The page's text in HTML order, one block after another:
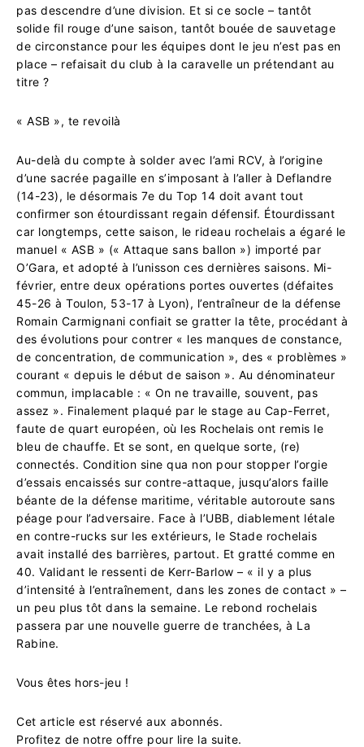
pas descendre d’une division. Et si ce socle – tantôt
solide fil rouge d’une saison, tantôt bouée de sauvetage
de circonstance pour les équipes dont le jeu n’est pas en
place – refaisait du club à la caravelle un prétendant au
titre ?
« ASB », te revoilà
Au-delà du compte à solder avec l’ami RCV, à l’origine
d’une sacrée pagaille en s’imposant à l’aller à Deflandre
(14-23), le désormais 7e du Top 14 doit avant tout
confirmer son étourdissant regain défensif. Étourdissant
car longtemps, cette saison, le rideau rochelais a égaré le
manuel « ASB » (« Attaque sans ballon ») importé par
O’Gara, et adopté à l’unisson ces dernières saisons. Mi-
février, entre deux opérations portes ouvertes (défaites
45-26 à Toulon, 53-17 à Lyon), l’entraîneur de la défense
Romain Carmignani confiait se gratter la tête, procédant à
des évolutions pour contrer « les manques de constance,
de concentration, de communication », des « problèmes »
courant « depuis le début de saison ». Au dénominateur
commun, implacable : « On ne travaille, souvent, pas
assez ». Finalement plaqué par le stage au Cap-Ferret,
faute de quart européen, où les Rochelais ont remis le
bleu de chauffe. Et se sont, en quelque sorte, (re)
connectés. Condition sine qua non pour stopper l’orgie
d’essais encaissés sur contre-attaque, jusqu’alors faille
béante de la défense maritime, véritable autoroute sans
péage pour l’adversaire. Face à l’UBB, diablement létale
en contre-rucks sur les extérieurs, le Stade rochelais
avait installé des barrières, partout. Et gratté comme en
40. Validant le ressenti de Kerr-Barlow – « il y a plus
d’intensité à l’entraînement, dans les zones de contact » –
un peu plus tôt dans la semaine. Le rebond rochelais
passera par une nouvelle guerre de tranchées, à La
Rabine.
Vous êtes hors-jeu !
Cet article est réservé aux abonnés.
Profitez de notre offre pour lire la suite.